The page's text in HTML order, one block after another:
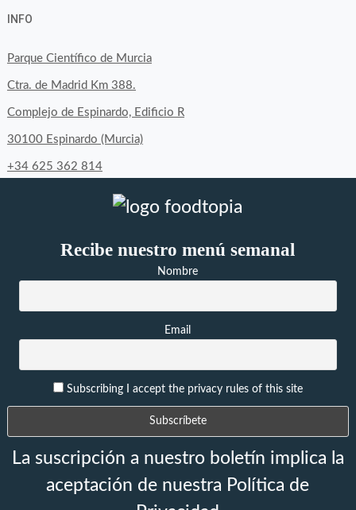
on
Facebook
on
Twitter
on
Instagram
INFO
Parque Científico de Murcia
Ctra. de Madrid Km 388.
Complejo de Espinardo, Edificio R
30100 Espinardo (Murcia)
+34 625 362 814
Recibe nuestro menú semanal
Nombre
Email
Subscribing I accept the privacy rules of this site
La suscripción a nuestro boletín implica la
aceptación de nuestra Política de